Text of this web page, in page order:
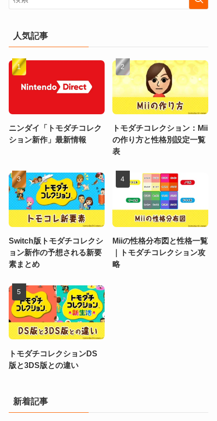
人気記事
ニンダイ「トモダチコレク
ション新作」最新情報
トモダチコレクション：Mii
の作り方と性格別設定一覧
表
Switch版トモダチコレクシ
ョン新作の予想される新要
素まとめ
Miiの性格分布図と性格一覧
｜トモダチコレクション攻
略
トモダチコレクションDS
版と3DS版との違い
新着記事